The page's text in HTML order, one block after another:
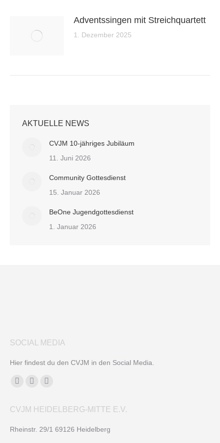
Adventssingen mit Streichquartett
1. Dezember 2025
AKTUELLE NEWS
CVJM 10-jähriges Jubiläum
11. Juni 2026
Community Gottesdienst
15. Januar 2026
BeOne Jugendgottesdienst
1. Januar 2026
SOCIAL MEDIA
Hier findest du den CVJM in den Social Media.
Finden Sie uns auf:
opensopensopens
in
CVJM HEIDELBERG-MITTE E.V.
Rheinstr. 29/1 69126 Heidelberg